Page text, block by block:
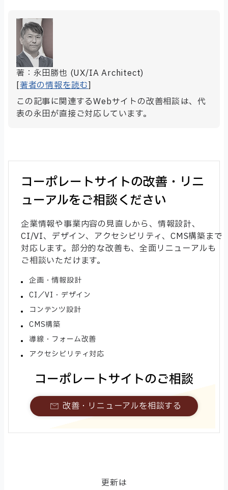
著：永田勝也 (UX/IA Architect)
[著者の情報を読む]
この記事に関連するWebサイトの改善相談は、代
表の永田が直接ご対応しています。
コーポレートサイトの改善・リニ
ューアルをご相談ください
企業情報や事業内容の見直しから、情報設計、
CI/VI、デザイン、アクセシビリティ、CMS構築まで
対応します。部分的な改善も、全面リニューアルも
ご相談いただけます。
企画・情報設計
CI／VI・デザイン
コンテンツ設計
CMS構築
導線・フォーム改善
アクセシビリティ対応
コーポレートサイトのご相談
改善・リニューアルを相談する
更新は